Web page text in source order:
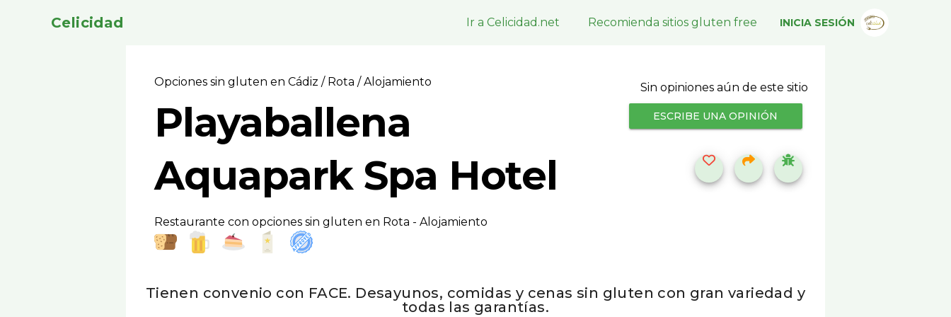
Celicidad Ir a Celicidad.net Recomienda sitios gluten free INICIA SESIÓN
Opciones sin gluten en Cádiz/ Rota / Alojamiento
Playaballena
Aquapark Spa Hotel
Restaurante con opciones sin gluten en Rota - Alojamiento
Sin opiniones aún de este sitio
ESCRIBE UNA OPINIÓN
Tienen convenio con FACE. Desayunos, comidas y cenas sin gluten con gran variedad y
todas las garantías.